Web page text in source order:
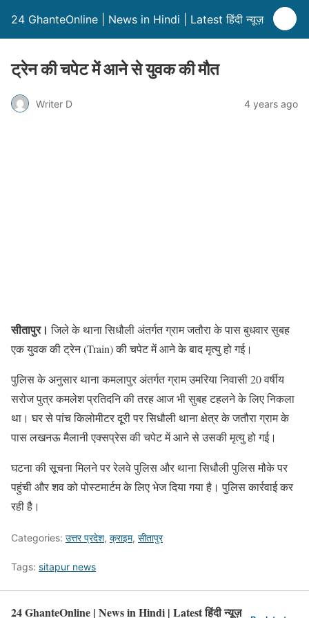
24 GhanteOnline | News in Hindi | Latest हिंदी न्यूज़
ट्रेन की चपेट में आने से युवक की मौत
Writer D 4 years ago
सीतापुर। जिले के थाना सिधौली अंतर्गत ग्राम जतौरा के पास बुधवार सुबह
एक युवक की ट्रेन (Train) की चपेट में आने के बाद मृत्यु हो गई।
पुलिस के अनुसार थाना कमलापुर अंतर्गत ग्राम उमरिया निवासी 20 वर्षीय
सरोज पुत्र कमलेश प्रतिदनि की तरह आज भी सुबह टहलने के लिए निकला
था। घर से पांच किलोमीटर दूरी पर सिधौली थाना क्षेत्र के जतौरा ग्राम के
पास लखनऊ मैलानी एक्सप्रेस की चपेट में आने से उसकी मृत्यु हो गई।
घटना की सूचना मिलने पर रेलवे पुलिस और थाना सिधौली पुलिस मौके पर
पहुंची और शव को पोस्टमार्टम के लिए भेज दिया गया है। पुलिस कार्रवाई कर
रही है।
Categories: उत्तर प्रदेश, क्राइम, सीतापुर
Tags: sitapur news
24 GhanteOnline | News in Hindi | Latest हिंदी न्यूज़